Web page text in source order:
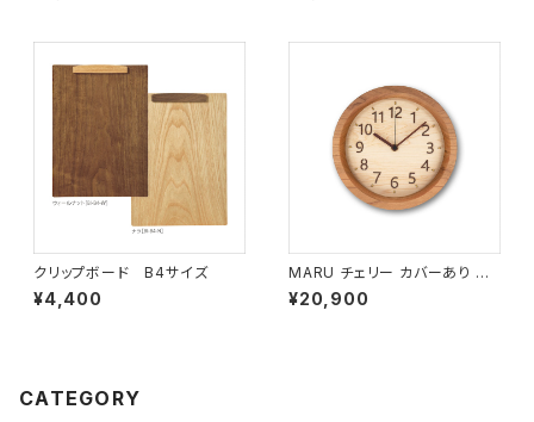
クリップボード B4サイズ
¥4,400
MARU チェリー カバーあり サ
イズ小 MARU-D2
¥20,900
CATEGORY